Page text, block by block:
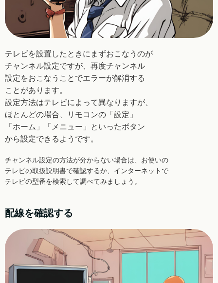
テレビを設置したときにまずおこなうのが
チャンネル設定ですが、再度チャンネル
設定をおこなうことでエラーが解消する
ことがあります。
設定方法はテレビによって異なりますが、
ほとんどの場合、リモコンの「設定」
「ホーム」「メニュー」
といったボタン
から設定できるようです。
チャンネル設定の方法が分からない場合は、お使いの
テレビの取扱説明書で確認するか、インターネットで
テレビの型番を検索して調べてみましょう。
配線を確認する